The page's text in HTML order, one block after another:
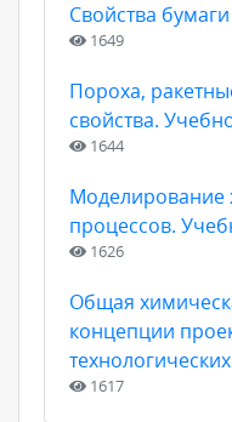
Свойства бумаги
1649
Пороха,
свойства.
1644
Моделирование
процессов.
1626
Общая
концепции
1617